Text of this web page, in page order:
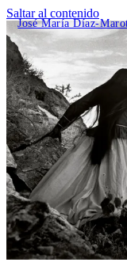
Saltar al contenido
José María Díaz-